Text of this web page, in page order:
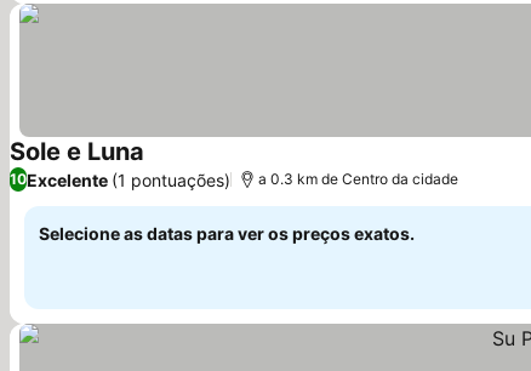
Sole e Luna
10Excelente (1 pontuações) a 0.3 km de Centro da cidade
Selecione as datas para ver os preços exatos.